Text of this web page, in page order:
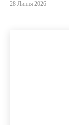
28 Липня 2026